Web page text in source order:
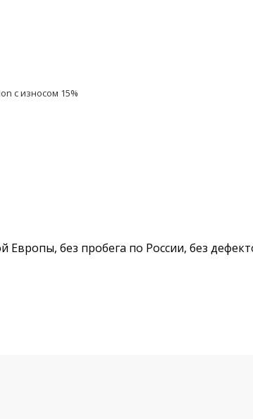
с износом 15%
без пробега по России, без